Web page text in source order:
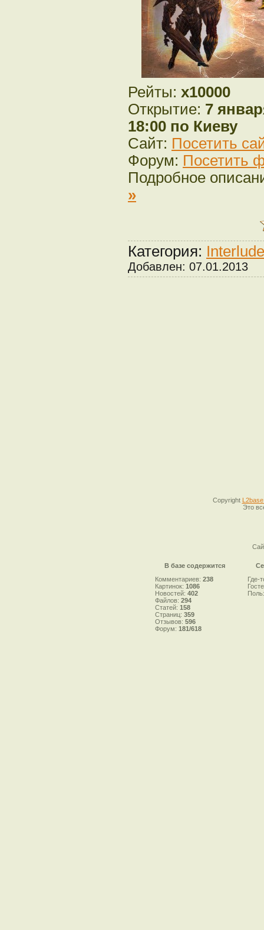
Рейты: x10000
Открытие: 7
18:00 по Киеву
Сайт: Посетить
Форум: Посетить
Подробное
»
Категория:
Добавлен: 07.01.2013
Copyright
Это
В базе содержится
Комментариев: 238
Картинок: 1086
Новостей: 402
Файлов: 294
Статей: 158
Страниц: 359
Отзывов: 596
Форум: 181/618
Где-